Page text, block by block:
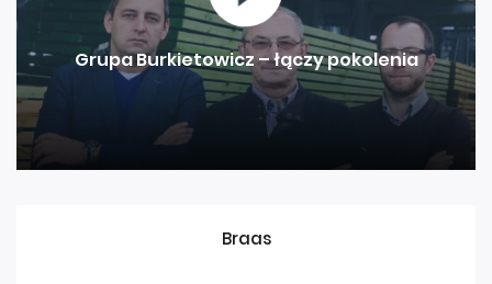
Grupa Burkietowicz – łączy pokolenia
Braas